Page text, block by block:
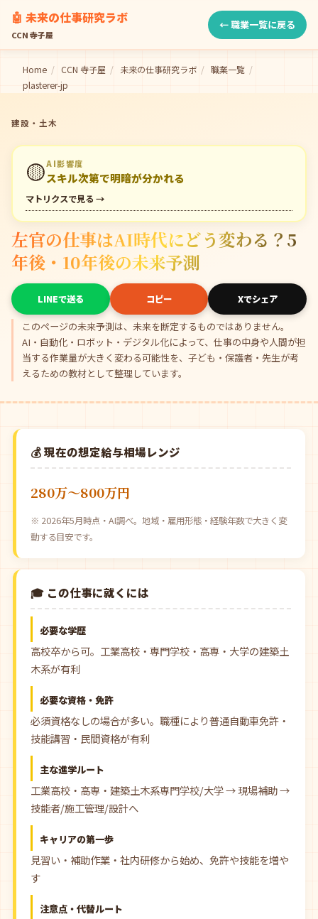
🤖 未来の仕事研究ラボ
CCN 寺子屋
← 職業一覧に戻る
Home / CCN 寺子屋 / 未来の仕事研究ラボ / 職業一覧 /
plasterer-jp
建設・土木
🟡AI影響度
スキル次第で明暗が分かれる
マトリクスで見る →
左官の仕事はAI時代にどう変わる？5
年後・10年後の未来予測
LINEで送る コピー Xでシェア
このページの未来予測は、未来を断定するものではありません。
AI・自動化・ロボット・デジタル化によって、仕事の中身や人間が担
当する作業量が大きく変わる可能性を、子ども・保護者・先生が考
えるための教材として整理しています。
💰 現在の想定給与相場レンジ
280万〜800万円
※ 2026年5月時点・AI調べ。地域・雇用形態・経験年数で大きく変
動する目安です。
🎓 この仕事に就くには
必要な学歴
高校卒から可。工業高校・専門学校・高専・大学の建築土
木系が有利
必要な資格・免許
必須資格なしの場合が多い。職種により普通自動車免許・
技能講習・民間資格が有利
主な進学ルート
工業高校・高専・建築土木系専門学校/大学 → 現場補助 →
技能者/施工管理/設計へ
キャリアの第一歩
見習い・補助作業・社内研修から始め、免許や技能を増や
す
注意点・代替ルート